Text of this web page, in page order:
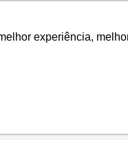
experiência,